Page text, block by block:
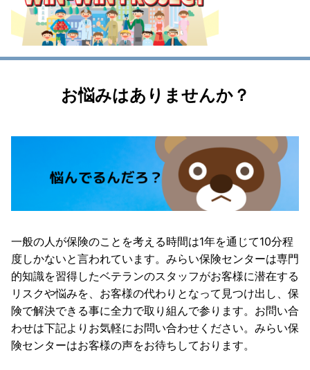
お悩みはありませんか？
一般の人が保険のことを考える時間は1年を通じて10分程
度しかないと言われています。みらい保険センターは専門
的知識を習得したベテランのスタッフがお客様に潜在する
リスクや悩みを、お客様の代わりとなって見つけ出し、保
険で解決できる事に全力で取り組んで参ります。お問い合
わせは下記よりお気軽にお問い合わせください。みらい保
険センターはお客様の声をお待ちしております。